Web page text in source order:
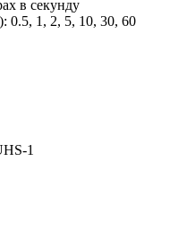
в секунду
0.5, 1, 2, 5, 10, 30, 60
1